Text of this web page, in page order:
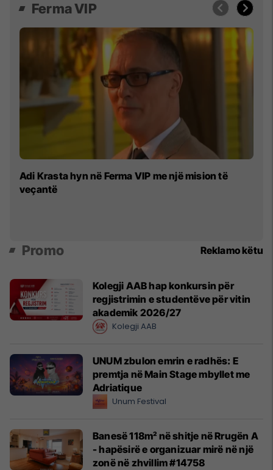
Ferma VIP
Adi Krasta hyn në Ferma VIP me një mision të
veçantë
Promo Reklamo këtu
Kolegji AAB hap konkursin për
regjistrimin e studentëve për vitin
akademik 2026/27
Kolegji AAB
UNUM zbulon emrin e radhës: E
premtja në Main Stage mbyllet me
Adriatique
Unum Festival
Banesë 118m² në shitje në Rrugën A
- hapësirë e organizuar mirë në një
zonë në zhvillim #14758